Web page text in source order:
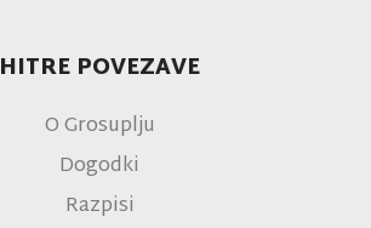
HITRE POVEZAVE
O Grosuplju
Dogodki
Razpisi